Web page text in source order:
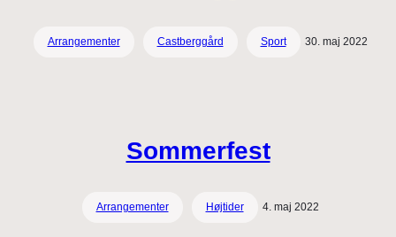
Arrangementer Castberggård Sport 30. maj 2022
Sommerfest
Arrangementer Højtider 4. maj 2022